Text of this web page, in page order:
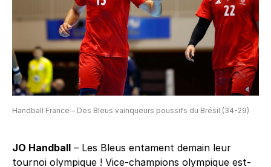
Handball France – Des Bleus vainqueurs poussifs du Brésil (34-29)
JO Handball – Les Bleus entament demain leur
tournoi olympique ! Vice-champions olympique est-